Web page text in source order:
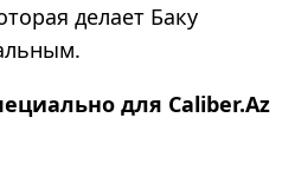
делает Баку
для Caliber.Az